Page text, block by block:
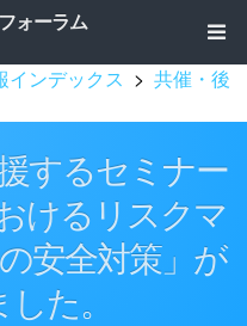
ォーラム
インデックス > 共催・後
するセミナー
けるリスクマ
安全対策」が
た。